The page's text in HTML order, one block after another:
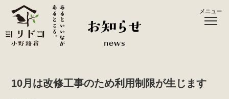
メニュー
10月は改修工事のため利用制限が生じます